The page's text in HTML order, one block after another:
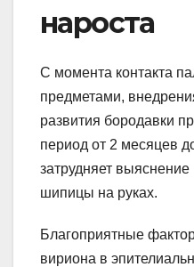
нароста
С момента контакта
предметами,
развития бородавки
период от 2 месяцев
затрудняет
шипицы на руках.
Благоприятные
вириона в